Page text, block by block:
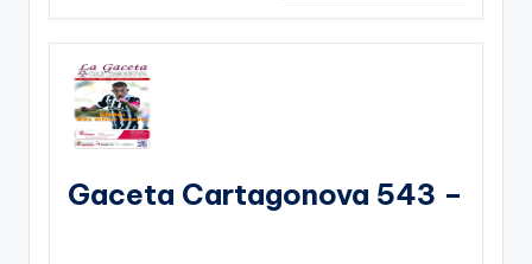
Gaceta Cartagonova 543 –